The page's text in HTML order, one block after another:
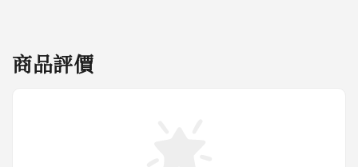
商品評價